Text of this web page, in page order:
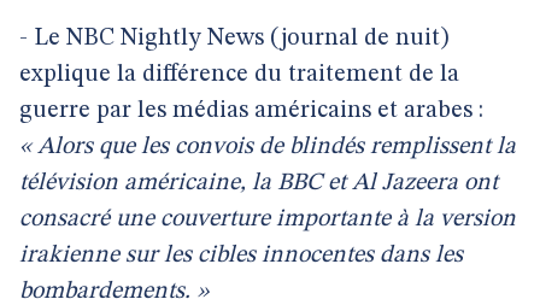
- Le NBC Nightly News (journal de nuit)
explique la différence du traitement de la
guerre par les médias américains et arabes :
« Alors que les convois de blindés remplissent la
télévision américaine, la BBC et Al Jazeera ont
consacré une couverture importante à la version
irakienne sur les cibles innocentes dans les
bombardements. »